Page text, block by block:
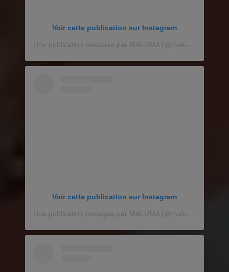
Voir cette publication sur Instagram
Voir cette publication sur Instagram
Une publication partagée par MALUMA (@maluma)